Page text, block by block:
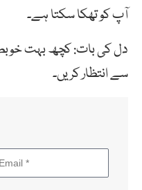
آپ کو تھکا سکتا ہے۔
دل کی بات: کچھ بہت
سے انتظار کریں۔